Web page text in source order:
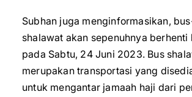
Subhan juga menginformasikan,
shalawat akan sepenuhnya berhenti
pada Sabtu, 24 Juni 2023. Bus
merupakan transportasi yang
untuk mengantar jamaah haji dari